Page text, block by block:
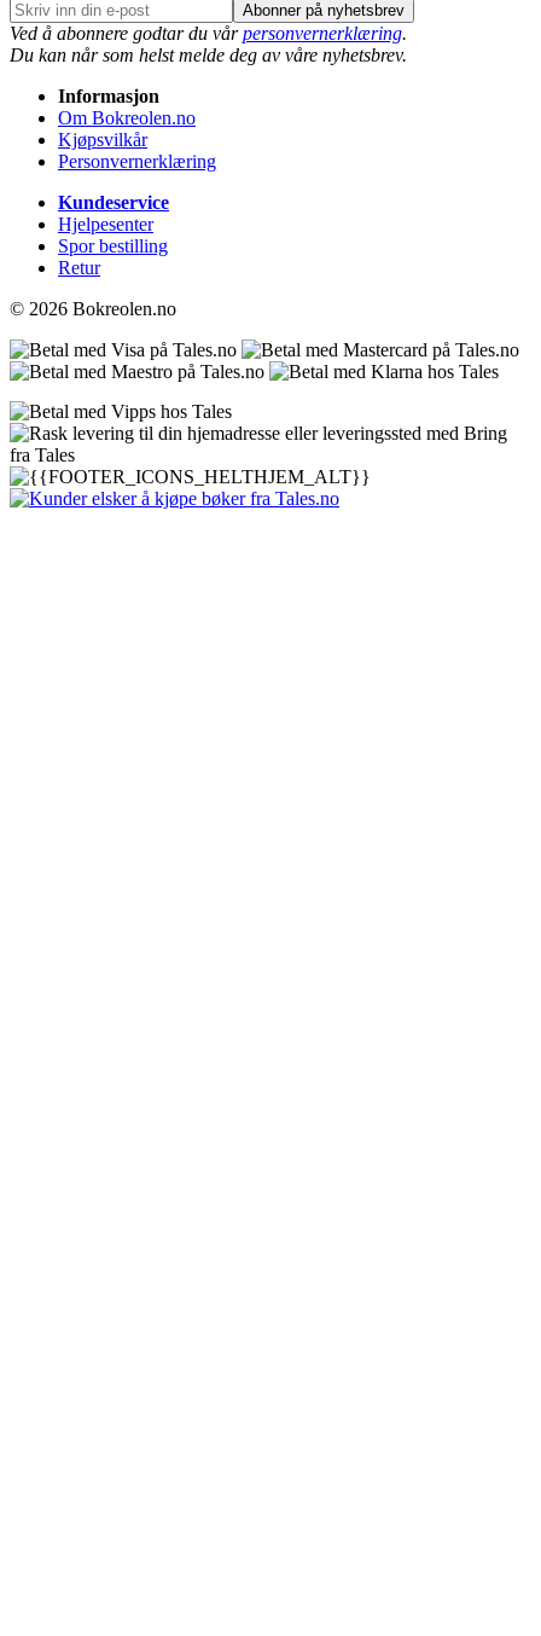
Abonner på nyhetsbrev
Ved å abonnere godtar du vårpersonvernerklæring.
Du kan når som helst melde deg av våre nyhetsbrev.
Informasjon
Om Bokreolen.no
Kjøpsvilkår
Personvernerklæring
Kundeservice
Hjelpesenter
Spor bestilling
Retur
© 2026 Bokreolen.no